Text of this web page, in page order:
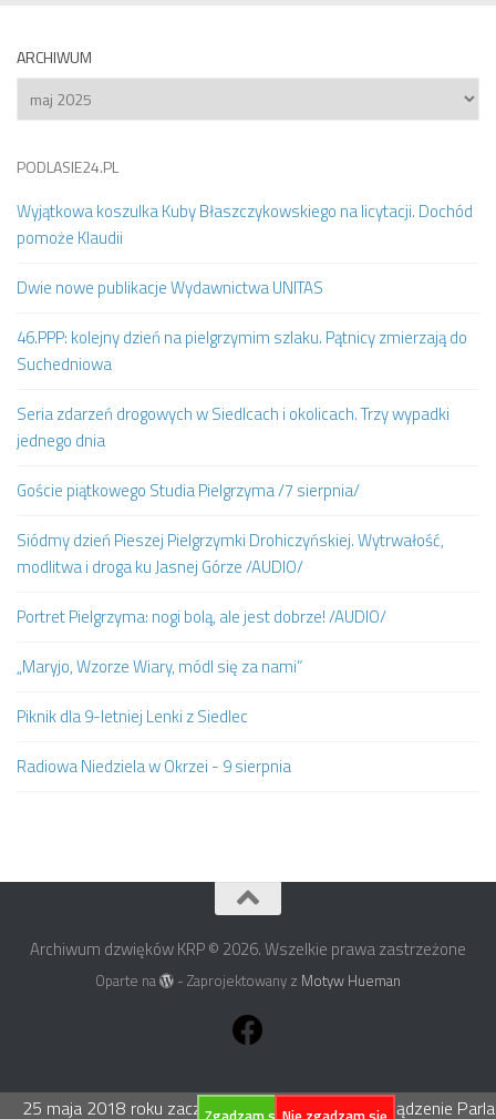
ARCHIWUM
Archiwum
PODLASIE24.PL
Wyjątkowa koszulka Kuby Błaszczykowskiego na licytacji. Dochód
pomoże Klaudii
Dwie nowe publikacje Wydawnictwa UNITAS
46.PPP: kolejny dzień na pielgrzymim szlaku. Pątnicy zmierzają do
Suchedniowa
Seria zdarzeń drogowych w Siedlcach i okolicach. Trzy wypadki
jednego dnia
Goście piątkowego Studia Pielgrzyma /7 sierpnia/
Siódmy dzień Pieszej Pielgrzymki Drohiczyńskiej. Wytrwałość,
modlitwa i droga ku Jasnej Górze /AUDIO/
Portret Pielgrzyma: nogi bolą, ale jest dobrze! /AUDIO/
„Maryjo, Wzorze Wiary, módl się za nami”
Piknik dla 9-letniej Lenki z Siedlec
Radiowa Niedziela w Okrzei - 9 sierpnia
Archiwum dzwięków KRP © 2026. Wszelkie prawa zastrzeżone
Oparte na - Zaprojektowany z Motyw Hueman
25 maja 2018 roku zacznie obowiązywać Rozporządzenie